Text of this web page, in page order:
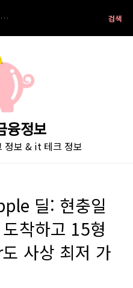
융정보
정보 & it 테크 정보
딜: 현충일
착하고 15형
사상 최저 가